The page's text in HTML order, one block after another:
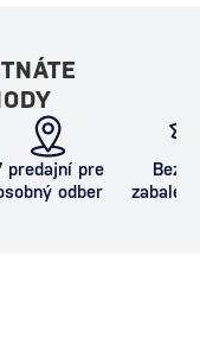
predajní pre
odber